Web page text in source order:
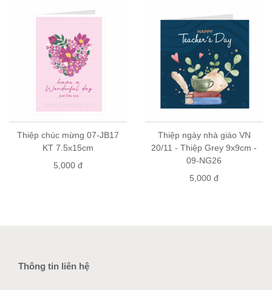
Thiệp chúc mừng 07-JB17
KT 7.5x15cm
5,000 đ
Thiệp ngày nhà giáo VN
20/11 - Thiệp Grey 9x9cm -
09-NG26
5,000 đ
Thông tin liên hệ